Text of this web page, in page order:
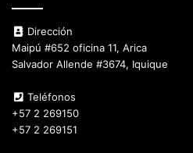
Dirección
Maipú #652 oficina 11, Arica
Salvador Allende #3674, Iquique
Teléfonos
+57 2 269150
+57 2 269151